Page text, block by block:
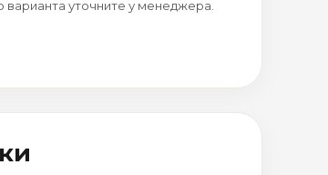
варианта уточните у менеджера.